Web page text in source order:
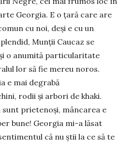
Georgia. E o țară care are
cu noi, deși e cu un
Munții Caucaz se
o anumită particularitate
lor să fie mereu noros.
e mai degrabă
rodii și arbori de khaki.
sunt prietenoși, mâncarea e
bune! Georgia mi-a lăsat
că nu știi la ce să te